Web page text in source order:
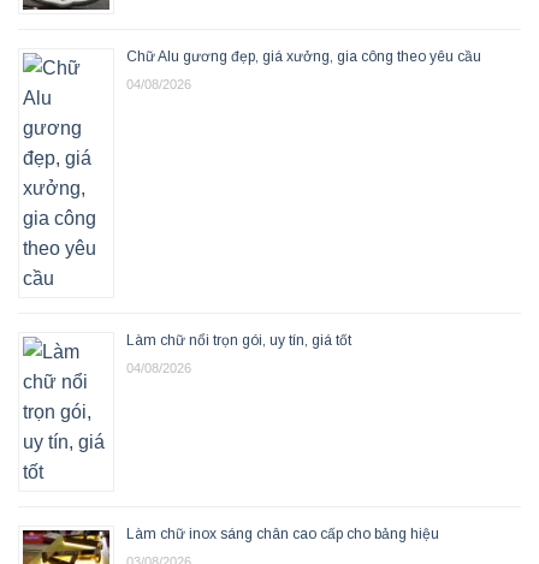
Chữ Alu gương đẹp, giá xưởng, gia công theo yêu cầu
04/08/2026
Làm chữ nổi trọn gói, uy tín, giá tốt
04/08/2026
Làm chữ inox sáng chân cao cấp cho bảng hiệu